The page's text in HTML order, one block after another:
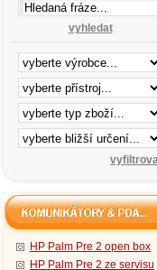
vyhledat
HP Palm Pre 2 open box
HP Palm Pre 2 ze servisu